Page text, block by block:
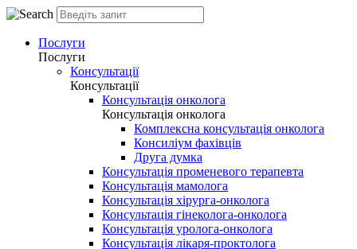
Послуги
Послуги
Консультації
Консультації
Консультація онколога
Консультація онколога
Комплексна консультація онколога
Консиліум фахівців
Друга думка
Консультація променевого терапевта
Консультація мамолога
Консультація хірурга-онколога
Консультація гінеколога-онколога
Консультація уролога-онколога
Консультація лікаря-проктолога